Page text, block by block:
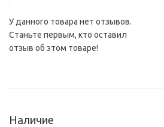
У данного товара нет отзывов.
Станьте первым, кто оставил
отзыв об этом товаре!
Наличие